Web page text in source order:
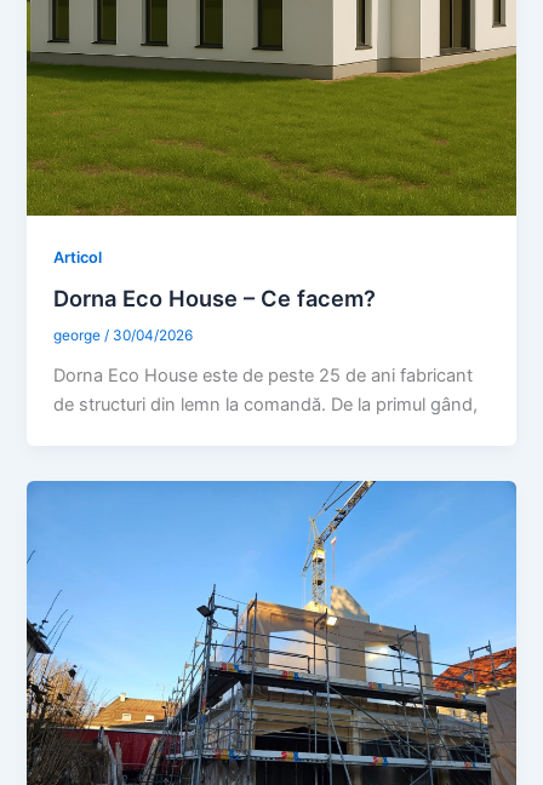
Articol
Dorna Eco House – Ce facem?
george/ 30/04/2026
Dorna Eco House este de peste 25 de ani fabricant
de structuri din lemn la comandă. De la primul gând,